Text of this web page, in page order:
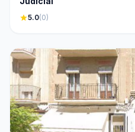
star5.0(0)